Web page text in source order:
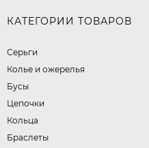
КАТЕГОРИИ ТОВАРОВ
Серьги
Колье и ожерелья
Бусы
Цепочки
Кольца
Браслеты